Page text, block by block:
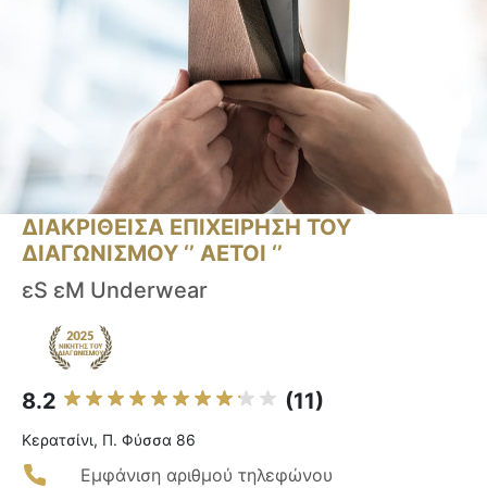
ΔΙΑΚΡΙΘΕΙΣΑ ΕΠΙΧΕΙΡΗΣΗ ΤΟΥ
ΔΙΑΓΩΝΙΣΜΟΥ ‘’ ΑΕΤΟΙ ‘’
εS εM Underwear
8.2 (11)
Κερατσίνι, Π. Φύσσα 86
Εμφάνιση αριθμού τηλεφώνου